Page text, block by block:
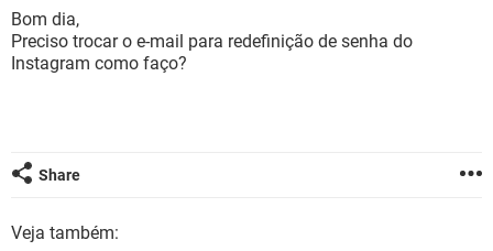
INSTAGRAM
GUIA DE COMPRAS
OUTLOOK
INSTAGRAM
JOGOS
CELULAR FACEBOOK
GUIA DE COMPRAS
Bom dia,
Preciso trocar o e-mail para redefinição de senha do
Instagram como faço?
Share
Veja também: